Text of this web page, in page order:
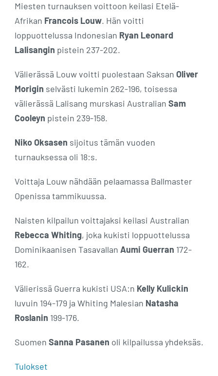
Miesten turnauksen voittoon keilasi Etelä-
Afrikan Francois Louw. Hän voitti
loppuottelussa Indonesian Ryan Leonard
Lalisangin pistein 237-202.
Välierässä Louw voitti puolestaan Saksan Oliver
Morigin selvästi lukemin 262-196, toisessa
välierässä Lalisang murskasi Australian Sam
Cooleyn pistein 239-158.
Niko Oksasen sijoitus tämän vuoden
turnauksessa oli 18:s.
Voittaja Louw nähdään pelaamassa Ballmaster
Openissa tammikuussa.
Naisten kilpailun voittajaksi keilasi Australian
Rebecca Whiting, joka kukisti loppuottelussa
Dominikaanisen Tasavallan Aumi Guerran 172-
162.
Välierissä Guerra kukisti USA:n Kelly Kulickin
luvuin 194-179 ja Whiting Malesian Natasha
Roslanin 199-176.
Suomen Sanna Pasanen oli kilpailussa yhdeksäs.
Tulokset